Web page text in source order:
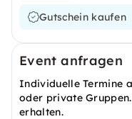
Gutschein kaufen
Event anfragen
Individuelle Termine
oder private
erhalten.